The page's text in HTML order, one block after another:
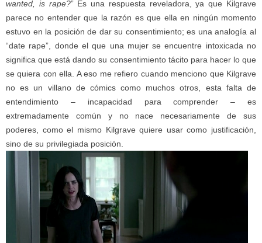
wanted, is rape?” Es una respuesta reveladora, ya que Kilgrave
parece no entender que la razón es que ella en ningún momento
estuvo en la posición de dar su consentimiento; es una analogía al
“date rape”, donde el que una mujer se encuentre intoxicada no
significa que está dando su consentimiento tácito para hacer lo que
se quiera con ella. A eso me refiero cuando menciono que Kilgrave
no es un villano de cómics como muchos otros, esta falta de
entendimiento – incapacidad para comprender – es
extremadamente común y no nace necesariamente de sus
poderes, como el mismo Kilgrave quiere usar como justificación,
sino de su privilegiada posición.